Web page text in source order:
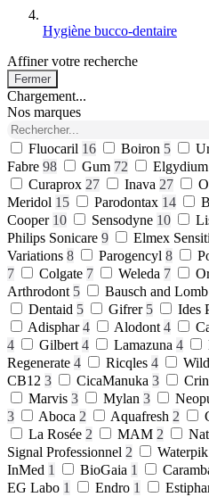
Hygiène bucco-dentaire
Affiner votre recherche
Fermer
Chargement...
Nos marques
Fluocaril 16 Boiron 5
Fabre 98 Gum 72 Elgydium
Curaprox 27 Inava 27
Meridol 15 Parodontax 14
Cooper 10 Sensodyne 10
Philips Sonicare 9 Elmex
Variations 8 Parogencyl 8
7
Colgate 7 Weleda 7
Arthrodont 5 Bausch and Lomb
Dentaid 5 Gifrer 5 Ides
Adisphar4 Alodont 4
4
Gilbert 4 Lamazuna 4
Regenerate 4 Ricqles 4
CB12 3 CicaManuka 3
Marvis 3 Mylan 3
3
Aboca 2 Aquafresh 2
La Rosée 2 MAM 2
Signal Professionnel 2 Waterpik
InMed 1 BioGaia 1
EG Labo 1 Endro 1